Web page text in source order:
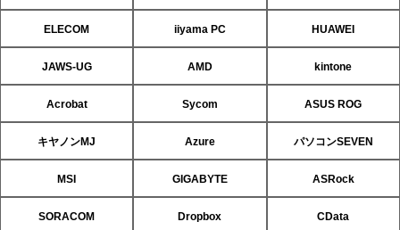
ELECOM iiyama PC HUAWEI
JAWS-UG AMD kintone
Acrobat Sycom ASUS ROG
キヤノンMJ Azure パソコンSEVEN
MSI GIGABYTE ASRock
SORACOM Dropbox CData